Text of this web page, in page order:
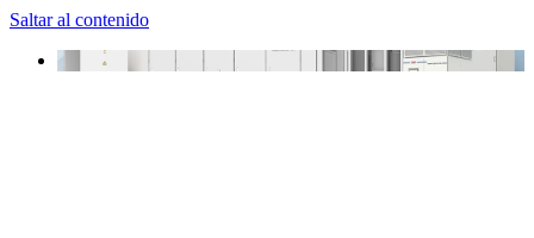
Saltar al contenido